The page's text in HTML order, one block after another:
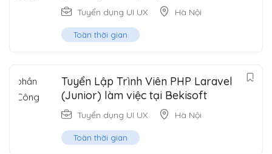
Tuyển dụng UI UX Hà Nội
Toàn thời gian
Tuyển Lập Trình Viên PHP Laravel
(Junior) làm việc tại Bekisoft
Tuyển dụng UI UX Hà Nội
Toàn thời gian